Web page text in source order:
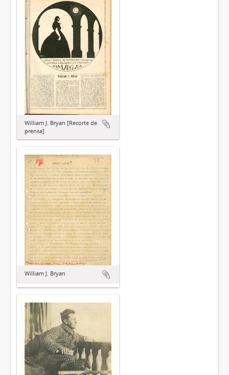
William J. Bryan [Recorte de
prensa]
William J. Bryan